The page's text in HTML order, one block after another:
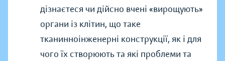
дізнаєтеся чи дійсно вчені «вирощують»
органи із клітин, що таке
тканинноінженерні конструкції, як і для
чого їх створюють та які проблеми та